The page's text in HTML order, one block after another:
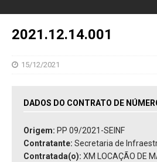
2021.12.14.001
15/12/2021
DADOS DO CONTRATO DE
Origem: PP 09/2021-SEINF
Contratante: Secretaria de
Contratada(o): XM LOCAÇÃO DE